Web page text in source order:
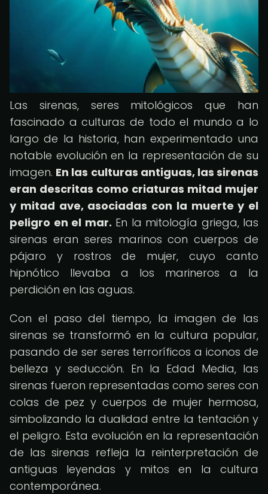
Las sirenas, seres mitológicos que han
fascinado a culturas de todo el mundo a lo
largo de la historia, han experimentado una
notable evolución en la representación de su
imagen. En las culturas antiguas, las sirenas
eran descritas como criaturas mitad mujer
y mitad ave, asociadas con la muerte y el
peligro en el mar. En la mitología griega, las
sirenas eran seres marinos con cuerpos de
pájaro y rostros de mujer, cuyo canto
hipnótico llevaba a los marineros a la
perdición en las aguas.
Con el paso del tiempo, la imagen de las
sirenas se transformó en la cultura popular,
pasando de ser seres terroríficos a iconos de
belleza y seducción. En la Edad Media, las
sirenas fueron representadas como seres con
colas de pez y cuerpos de mujer hermosa,
simbolizando la dualidad entre la tentación y
el peligro. Esta evolución en la representación
de las sirenas refleja la reinterpretación de
antiguas leyendas y mitos en la cultura
contemporánea.